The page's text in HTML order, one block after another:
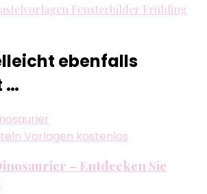
Fensterbilder Frühling
ebenfalls
…
Vorlagen kostenlos
– Entdecken Sie